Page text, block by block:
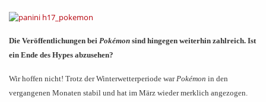
Die Veröffentlichungen bei Pokémon sind hingegen weiterhin zahlreich. Ist
ein Ende des Hypes abzusehen?
Wir hoffen nicht! Trotz der Winterwetterperiode warPokémon in den
vergangenen Monaten stabil und hat im März wieder merklich angezogen.